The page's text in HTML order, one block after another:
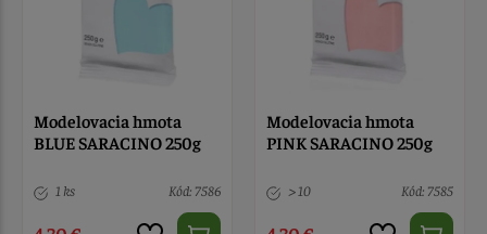
Modelovacia hmota
BLUE SARACINO 250g
1 ks Kód: 7586
Modelovacia hmota
PINK SARACINO 250g
> 10 Kód: 7585